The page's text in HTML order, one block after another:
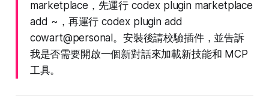
marketplace，先運行 codex plugin marketplace
add ~，再運行 codex plugin add
cowart@personal。安裝後請校驗插件，並告訴
我是否需要開啟一個新對話來加載新技能和 MCP
工具。